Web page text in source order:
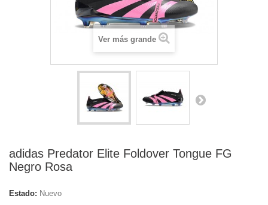
Ver más grande
adidas Predator Elite Foldover Tongue FG
Negro Rosa
Estado: Nuevo